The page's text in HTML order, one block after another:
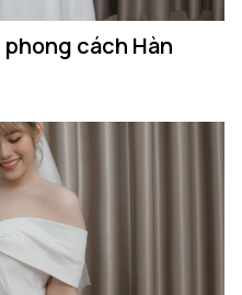
cách Hàn